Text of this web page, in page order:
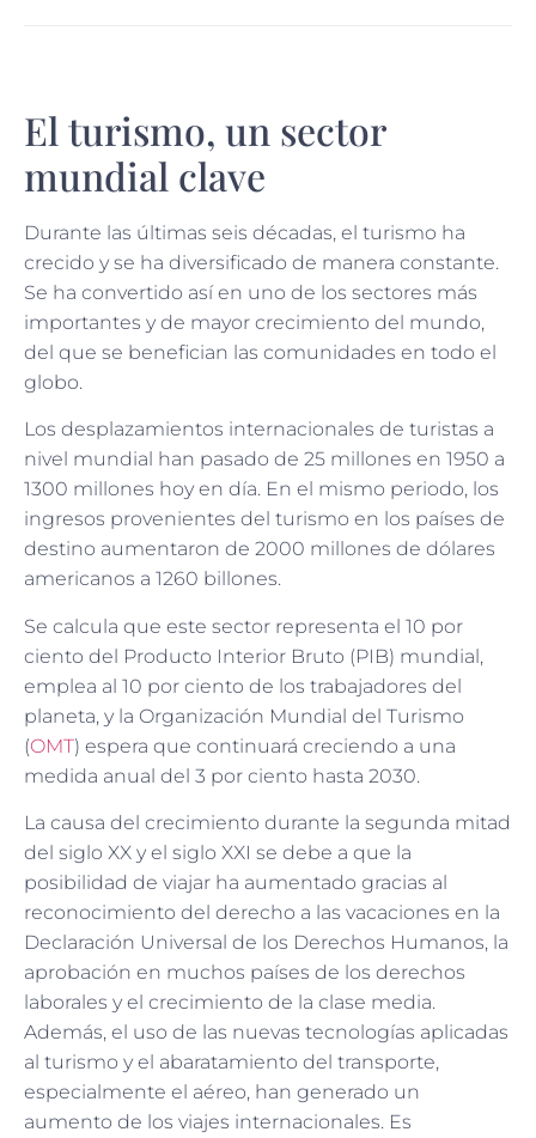
El turismo, un sector
mundial clave
Durante las últimas seis décadas, el turismo ha
crecido y se ha diversificado de manera constante.
Se ha convertido así en uno de los sectores más
importantes y de mayor crecimiento del mundo,
del que se benefician las comunidades en todo el
globo.
Los desplazamientos internacionales de turistas a
nivel mundial han pasado de 25 millones en 1950 a
1300 millones hoy en día. En el mismo periodo, los
ingresos provenientes del turismo en los países de
destino aumentaron de 2000 millones de dólares
americanos a 1260 billones.
Se calcula que este sector representa el 10 por
ciento del Producto Interior Bruto (PIB) mundial,
emplea al 10 por ciento de los trabajadores del
planeta, y la Organización Mundial del Turismo
(OMT) espera que continuará creciendo a una
medida anual del 3 por ciento hasta 2030.
La causa del crecimiento durante la segunda mitad
del siglo XX y el siglo XXI se debe a que la
posibilidad de viajar ha aumentado gracias al
reconocimiento del derecho a las vacaciones en la
Declaración Universal de los Derechos Humanos, la
aprobación en muchos países de los derechos
laborales y el crecimiento de la clase media.
Además, el uso de las nuevas tecnologías aplicadas
al turismo y el abaratamiento del transporte,
especialmente el aéreo, han generado un
aumento de los viajes internacionales. Es